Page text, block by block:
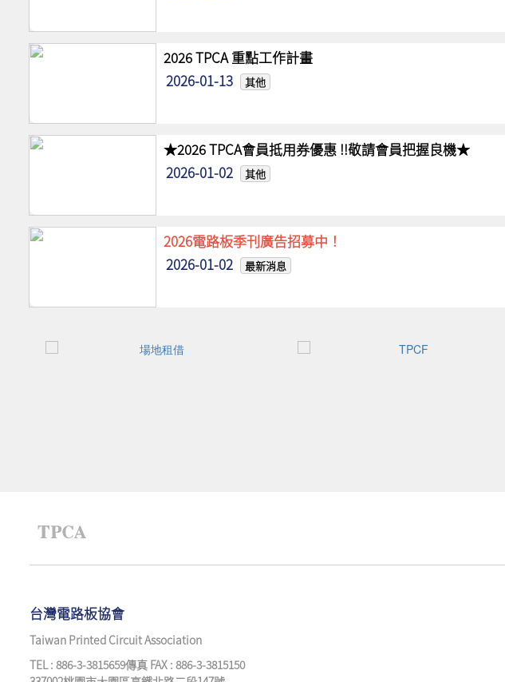
2026 TPCA 重點工作計畫
2026-01-13
其他
★2026 TPCA會員抵用券優惠 !!敬請會員把握良機★
2026-01-02
其他
2026電路板季刊廣告招募中！
2026-01-02
最新消息
台灣電路板協會
Taiwan Printed Circuit Association
TEL : 886-3-3815659傳真 FAX : 886-3-3815150